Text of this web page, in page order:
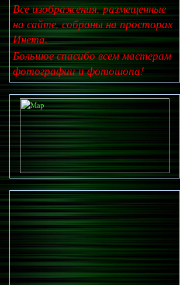
Все изображения, размещенные
на сайте, собраны на просторах
Инета.
Большое спасибо всем мастерам
фотографии и фотошопа!